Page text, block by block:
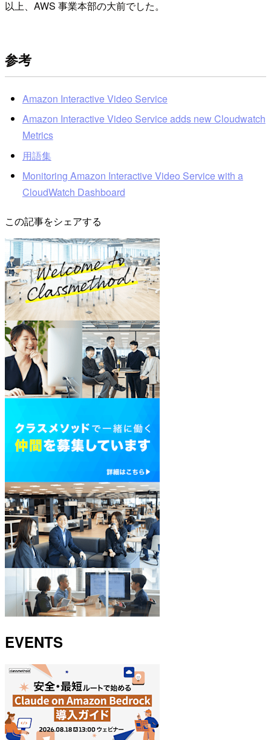
以上、AWS 事業本部の大前でした。
参考
Amazon Interactive Video Service
Amazon Interactive Video Service adds new Cloudwatch
Metrics
用語集
Monitoring Amazon Interactive Video Service with a
CloudWatch Dashboard
この記事をシェアする
EVENTS